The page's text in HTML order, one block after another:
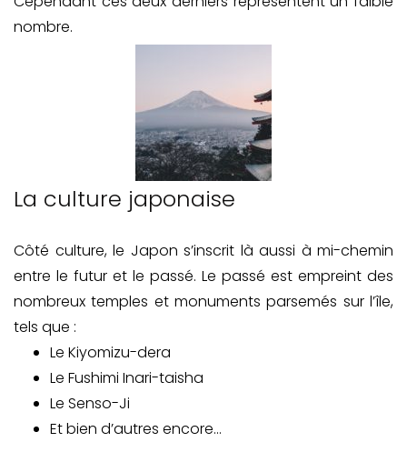
nombre.
La culture japonaise
Côté culture, le Japon s’inscrit là aussi à mi-chemin
entre le futur et le passé. Le passé est empreint des
nombreux temples et monuments parsemés sur l’île,
tels que :
Le Kiyomizu-dera
Le Fushimi Inari-taisha
Le Senso-Ji
Et bien d’autres encore…